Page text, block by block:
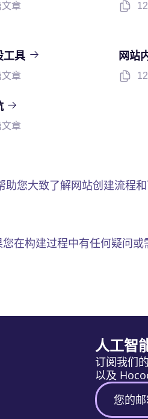
文章
工具
文章
网站
文章
助您大致了解网站创建流程
在构建过程中有任何疑问
人工智
订阅我们
以及